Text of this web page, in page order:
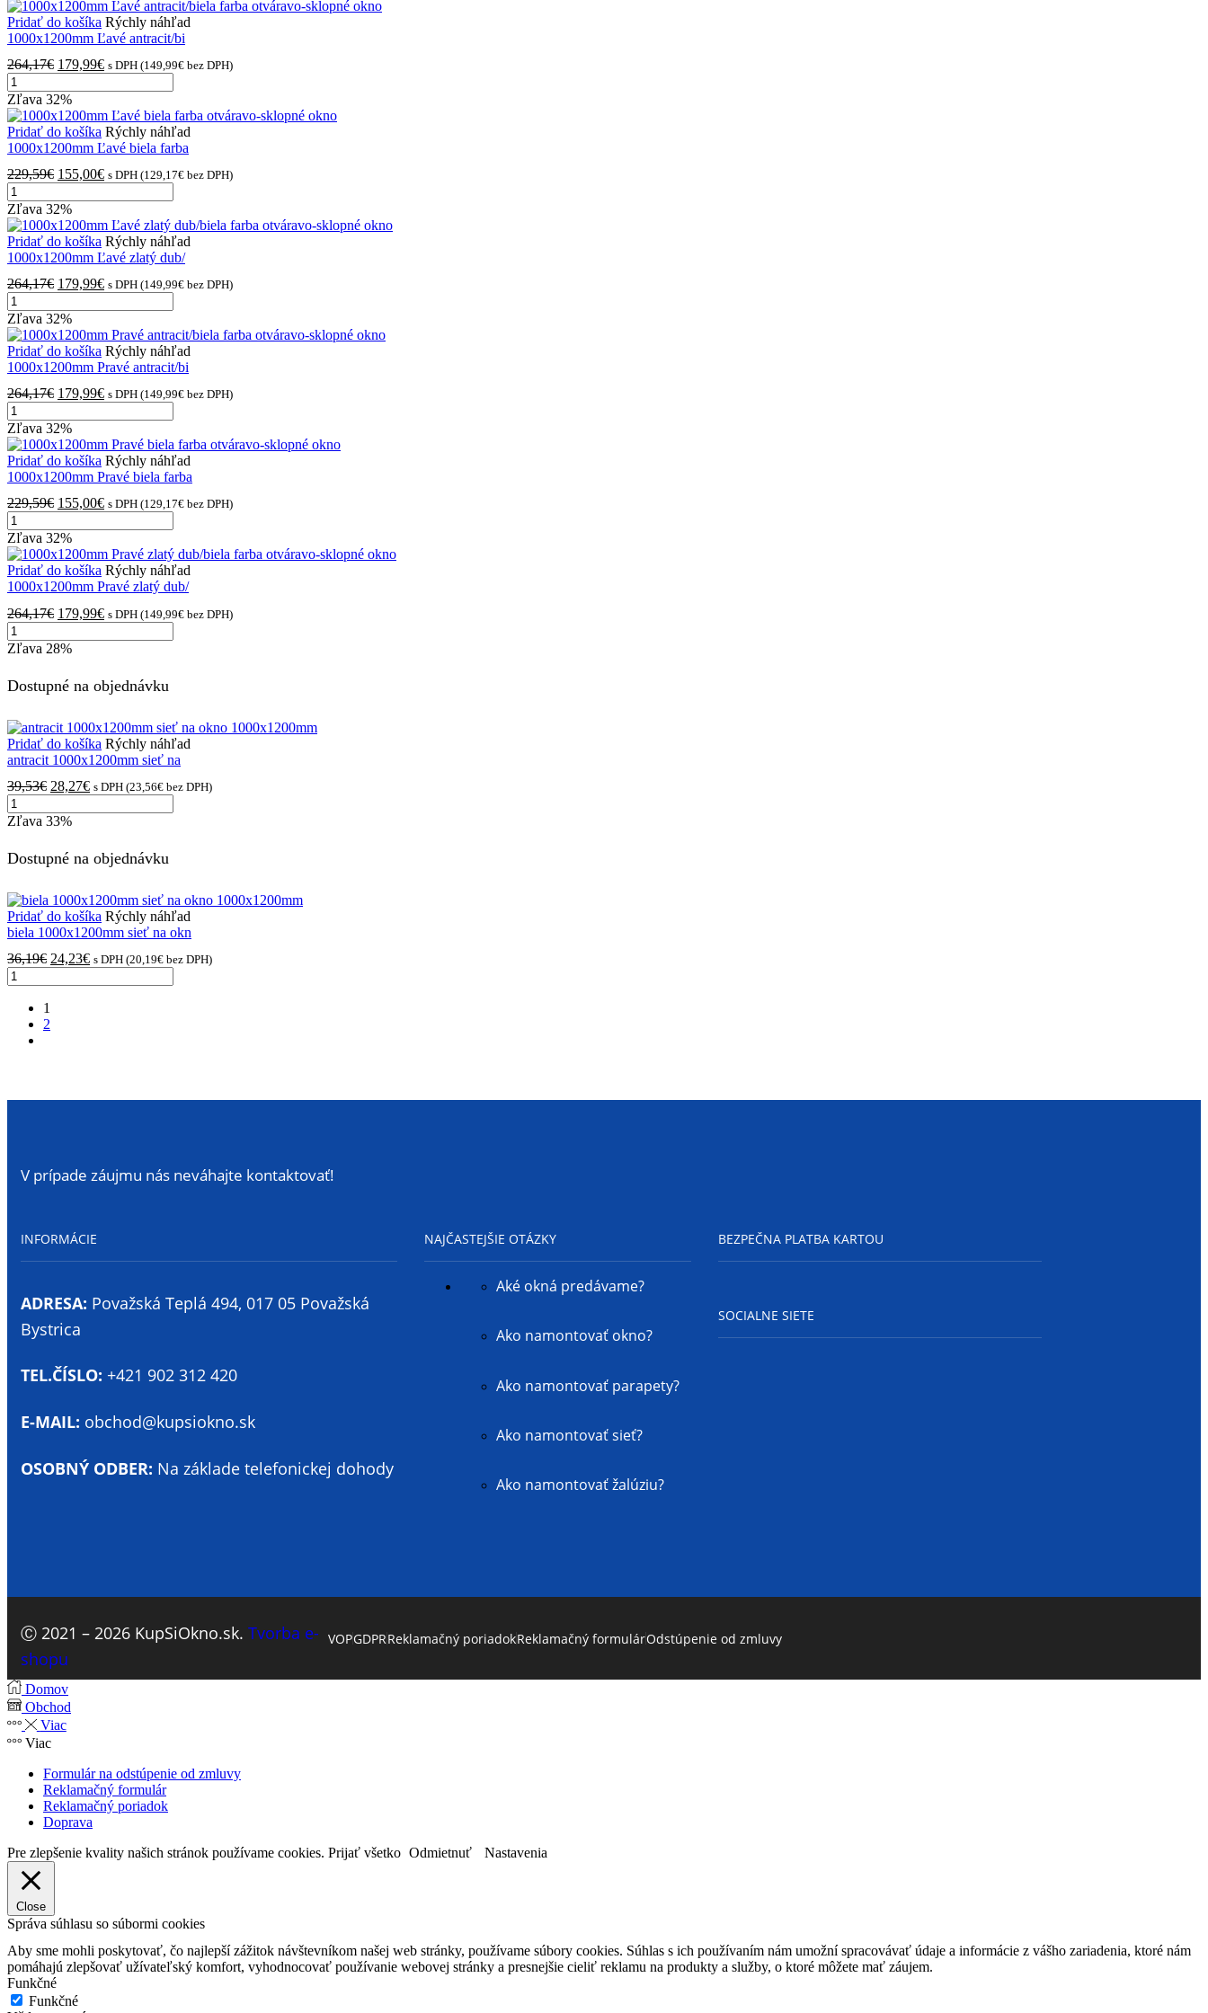
Pridať do košíka Rýchly náhľad
1000x1200mm Ľavé antracit/bi
264,17€ 179,99€ s DPH (149,99€ bez DPH)
Zľava 32%
Pridať do košíka Rýchly náhľad
1000x1200mm Ľavé biela farba
229,59€ 155,00€ s DPH (129,17€ bez DPH)
Zľava 32%
Pridať do košíka Rýchly náhľad
1000x1200mm Ľavé zlatý dub/
264,17€ 179,99€ s DPH (149,99€ bez DPH)
Zľava 32%
Pridať do košíka Rýchly náhľad
1000x1200mm Pravé antracit/bi
264,17€ 179,99€ s DPH (149,99€ bez DPH)
Zľava 32%
Pridať do košíka Rýchly náhľad
1000x1200mm Pravé biela farba
229,59€ 155,00€ s DPH (129,17€ bez DPH)
Zľava 32%
Pridať do košíka Rýchly náhľad
1000x1200mm Pravé zlatý dub/
264,17€ 179,99€ s DPH (149,99€ bez DPH)
Zľava 28%
Dostupné na objednávku
Pridať do košíka Rýchly náhľad
antracit 1000x1200mm sieť na
39,53€ 28,27€ s DPH (23,56€ bez DPH)
Zľava 33%
Dostupné na objednávku
Pridať do košíka Rýchly náhľad
biela 1000x1200mm sieť na okn
36,19€ 24,23€ s DPH (20,19€ bez DPH)
1
2
V prípade záujmu nás neváhajte kontaktovať!
INFORMÁCIE
ADRESA: Považská Teplá 494, 017 05 Považská
Bystrica
TEL.ČÍSLO: +421 902 312 420
E-MAIL: obchod@kupsiokno.sk
OSOBNÝ ODBER: Na základe telefonickej dohody
NAJČASTEJŠIE OTÁZKY
Aké okná predávame?
Ako namontovať okno?
Ako namontovať parapety?
Ako namontovať sieť?
Ako namontovať žalúziu?
BEZPEČNA PLATBA KARTOU
SOCIALNE SIETE
Ⓒ 2021 – 2026 KupSiOkno.sk. Tvorba e-
shopu
VOPGDPRReklamačný poriadokReklamačný formulárOdstúpenie od zmluvy
Domov
Obchod
Viac
Viac
Formulár na odstúpenie od zmluvy
Reklamačný formulár
Reklamačný poriadok
Doprava
Pre zlepšenie kvality našich stránok používame cookies. Prijať všetko Odmietnuť Nastavenia
Close
Správa súhlasu so súbormi cookies
Aby sme mohli poskytovať, čo najlepší zážitok návštevníkom našej web stránky, používame súbory cookies. Súhlas s ich používaním nám umožní spracovávať údaje a informácie z vášho zariadenia, ktoré nám
pomáhajú zlepšovať užívateľský komfort, vyhodnocovať používanie webovej stránky a presnejšie cieliť reklamu na produkty a služby, o ktoré môžete mať záujem.
Funkčné
Funkčné